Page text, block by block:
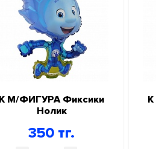
К М/ФИГУРА Фиксики
Нолик
350 тг.